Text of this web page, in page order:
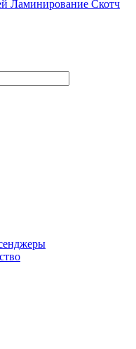
Ламинирование Скотч